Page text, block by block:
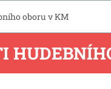
oboru v KM